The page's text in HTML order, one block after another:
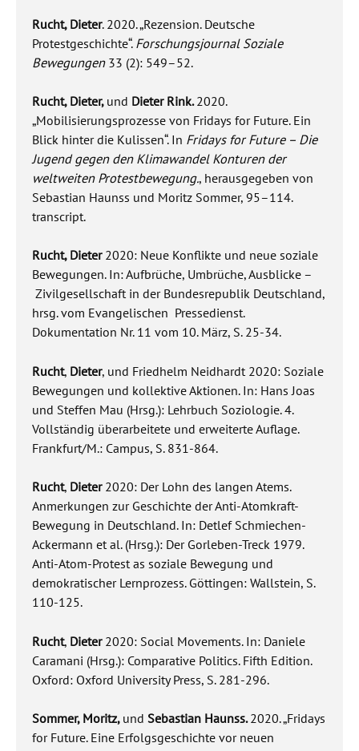
Rucht, Dieter. 2020. „Rezension. Deutsche
Protestgeschichte“.Forschungsjournal Soziale
Bewegungen33 (2): 549–52.
Rucht, Dieter,und Dieter Rink.2020.
„Mobilisierungsprozesse von Fridays for Future. Ein
Blick hinter die Kulissen“. In Fridays for Future – Die
Jugend gegen den Klimawandel Konturen der
weltweiten Protestbewegung., herausgegeben von
Sebastian Haunss und Moritz Sommer, 95–114.
transcript.
Rucht, Dieter2020: Neue Konflikte und neue soziale
Bewegungen. In: Aufbrüche, Umbrüche, Ausblicke –
Zivilgesellschaft in der Bundesrepublik Deutschland,
hrsg. vom Evangelischen Pressedienst.
Dokumentation Nr. 11 vom 10. März, S. 25-34.
Rucht, Dieter, und Friedhelm Neidhardt 2020: Soziale
Bewegungen und kollektive Aktionen. In: Hans Joas
und Steffen Mau (Hrsg.): Lehrbuch Soziologie. 4.
Vollständig überarbeitete und erweiterte Auflage.
Frankfurt/M.: Campus, S. 831-864.
Rucht, Dieter2020: Der Lohn des langen Atems.
Anmerkungen zur Geschichte der Anti-Atomkraft-
Bewegung in Deutschland. In: Detlef Schmiechen-
Ackermann et al. (Hrsg.): Der Gorleben-Treck 1979.
Anti-Atom-Protest as soziale Bewegung und
demokratischer Lernprozess. Göttingen: Wallstein, S.
110-125.
Rucht, Dieter2020: Social Movements. In: Daniele
Caramani (Hrsg.): Comparative Politics. Fifth Edition.
Oxford: Oxford University Press, S. 281-296.
Sommer, Moritz,und Sebastian Haunss.2020. „Fridays
for Future. Eine Erfolgsgeschichte vor neuen